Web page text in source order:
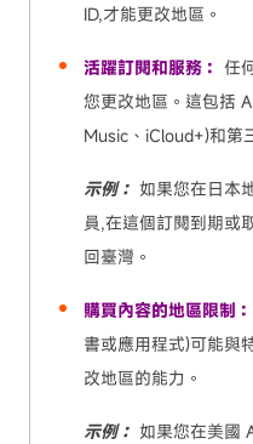
ID,才能更改地區。
活躍訂閱和服務： 任
您更改地區。這包括
Music、iCloud+)和第
示例： 如果您在日本
員,在這個訂閱到期或
回臺灣。
購買內容的地區限制：
書或應用程式)可能與
改地區的能力。
示例： 如果您在美國